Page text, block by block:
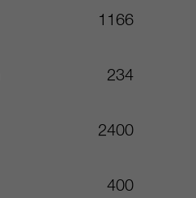
1166
234
2400
400